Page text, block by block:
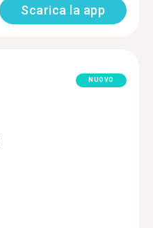
Scarica la app
NUOVO